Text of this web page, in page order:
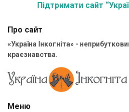
Підтримати сайт
Про сайт
«Україна Інкогніта» -
краєзнавства.
Меню